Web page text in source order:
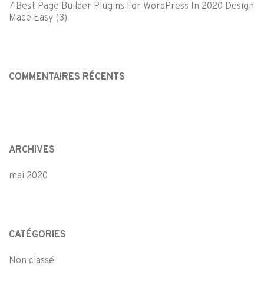
7 Best Page Builder Plugins For WordPress In 2020 Design
Made Easy (3)
COMMENTAIRES RÉCENTS
ARCHIVES
mai 2020
CATÉGORIES
Non classé